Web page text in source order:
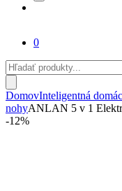
0
Products
search
DomovInteligentná
nohyANLAN 5 v 1
-12%